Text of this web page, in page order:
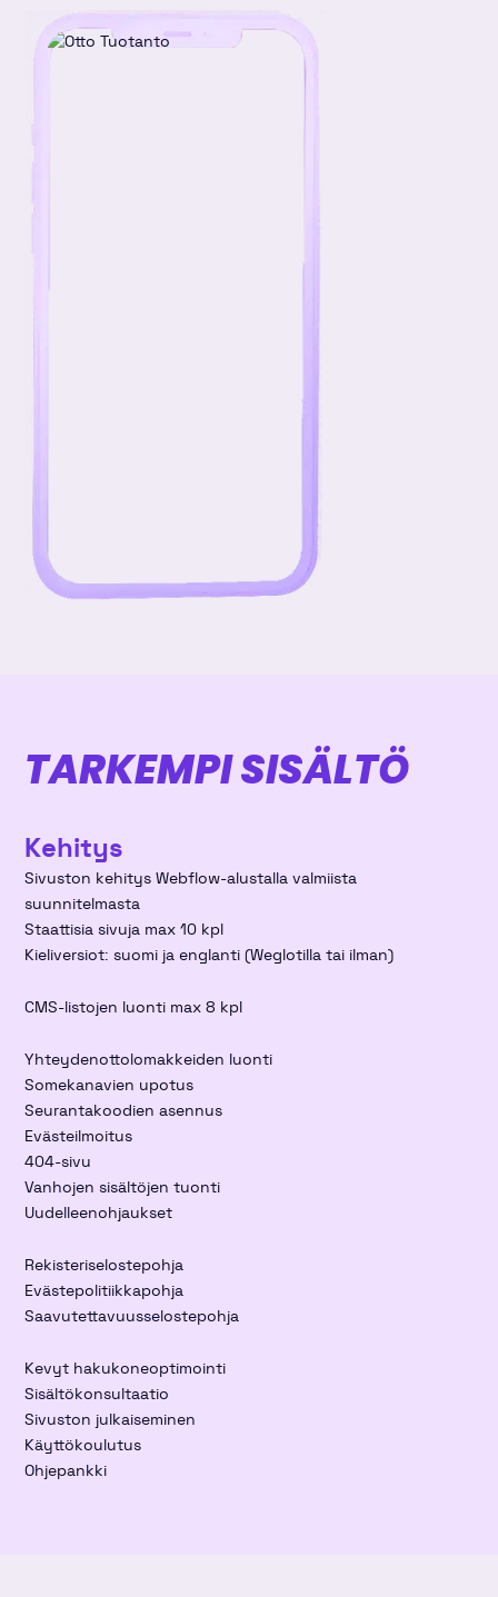
TARKEMPI SISÄLTÖ
Kehitys
Sivuston kehitys Webflow-alustalla valmiista
suunnitelmasta
Staattisia sivuja max 10 kpl
Kieliversiot: suomi ja englanti (Weglotilla tai ilman)
CMS-listojen luonti max 8 kpl
Yhteydenottolomakkeiden luonti
Somekanavien upotus
Seurantakoodien asennus
Evästeilmoitus
404-sivu
Vanhojen sisältöjen tuonti
Uudelleenohjaukset
Rekisteriselostepohja
Evästepolitiikkapohja
Saavutettavuusselostepohja
Kevyt hakukoneoptimointi
Sisältökonsultaatio
Sivuston julkaiseminen
Käyttökoulutus
Ohjepankki